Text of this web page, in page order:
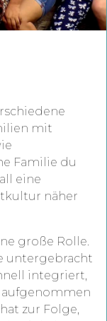
mit
Familie du
eine
näher
große Rolle.
untergebracht
integriert,
zur Folge,